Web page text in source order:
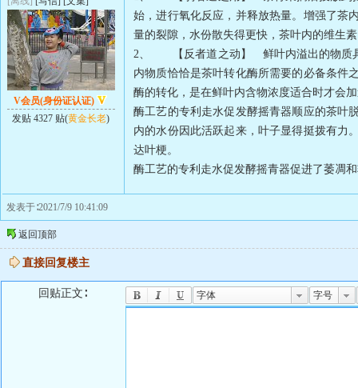
V会员(身份证认证)
发贴 4327 贴(黄金长老)
始，进行氧化反应，并释放热量。增强了茶
量的裂隙，水份散失得更快，茶叶内的维生
2、 【反者道之动】 鲜叶内溢出的物质具
内物质恰恰是茶叶转化酶所需要的必备条件
酶的转化，是在鲜叶内含物浓度适合时才会
酶工艺的专利走水促发酵摇青器顺应的茶叶
内的水份因此活跃起来，叶子显得挺拨有力
达叶梗。
酶工艺的专利走水促发酵摇青器促进了萎凋
发表于∶2021/7/9 10:41:09
返回顶部
直接回复楼主
回贴正文∶ 字体 字号